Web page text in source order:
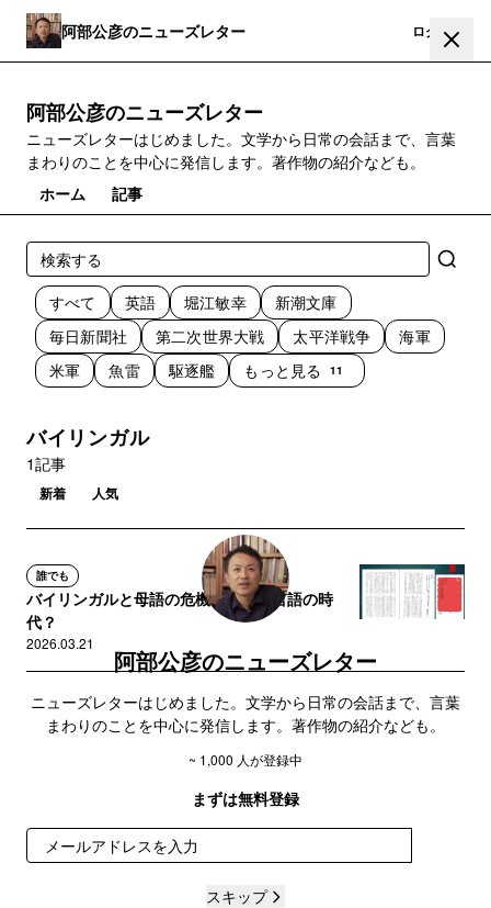
阿部公彦のニューズレター ログイン
阿部公彦のニューズレター
ニューズレターはじめました。文学から日常の会話まで、言葉
まわりのことを中心に発信します。著作物の紹介なども。
ホーム
記事
すべて 英語 堀江敏幸
新潮文庫
毎日新聞社
第二次世界大戦 太平洋戦争
海軍
米軍
魚雷 駆逐艦 もっと見る 11
バイリンガル
1記事
新着 人気
誰でも
バイリンガルと母語の危機 ～ 超言語の時
代？
2026.03.21
阿部公彦のニューズレター
ニューズレターはじめました。文学から日常の会話まで、言葉
まわりのことを中心に発信します。著作物の紹介なども。
~ 1,000 人が登録中
まずは無料登録
スキップ